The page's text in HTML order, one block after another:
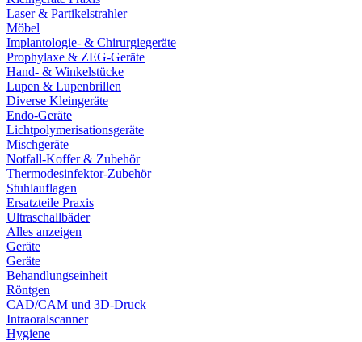
Laser & Partikelstrahler
Möbel
Implantologie- & Chirurgiegeräte
Prophylaxe & ZEG-Geräte
Hand- & Winkelstücke
Lupen & Lupenbrillen
Diverse Kleingeräte
Endo-Geräte
Lichtpolymerisationsgeräte
Mischgeräte
Notfall-Koffer & Zubehör
Thermodesinfektor-Zubehör
Stuhlauflagen
Ersatzteile Praxis
Ultraschallbäder
Alles anzeigen
Geräte
Geräte
Behandlungseinheit
Röntgen
CAD/CAM und 3D-Druck
Intraoralscanner
Hygiene